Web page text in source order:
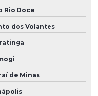
Rio Doce
dos Volantes
de Minas